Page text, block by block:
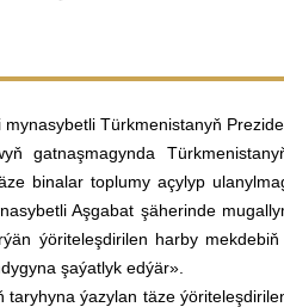
Türkmenistanyň
gatnaşmagynda
binalar toplumy açylyp
Aşgabat şäherinde
ýöriteleşdirilen harby
şaýatlyk edýär».
ýazylan täze